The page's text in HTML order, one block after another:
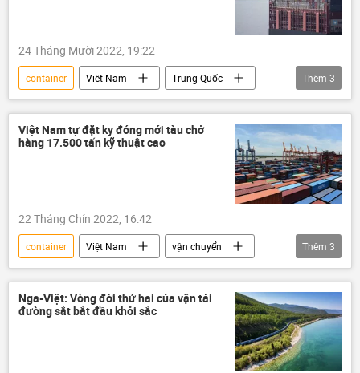
24 Tháng Mười 2022, 19:22
container Việt Nam
Trung Quốc
sản xuất
Ảnh hưởng về kinh tế-xã hội của đại dịch COVID-19
Kinh tế
Thêm 3
Việt Nam tự đặt ky đóng mới tàu chở
hàng 17.500 tấn kỹ thuật cao
22 Tháng Chín 2022, 16:42
container Việt Nam
vận chuyển
logistics
Hải Phòng Kinh tế
Thêm 3
Nga-Việt: Vòng đời thứ hai của vận tải
đường sắt bắt đầu khởi sắc